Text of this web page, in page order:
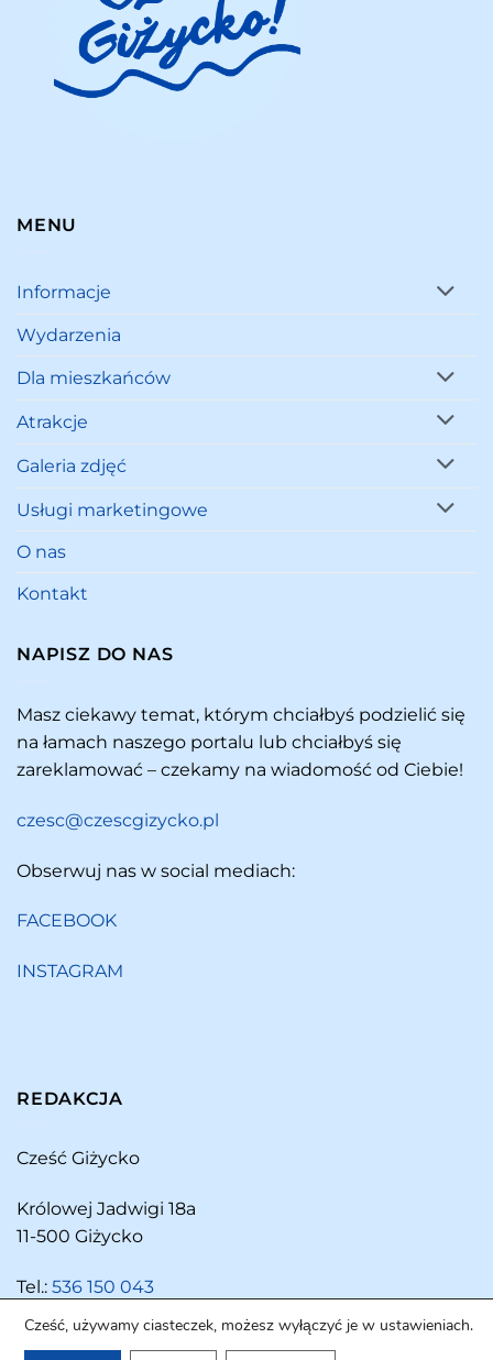
MENU
Informacje
Wydarzenia
Dla mieszkańców
Atrakcje
Galeria zdjęć
Usługi marketingowe
O nas
Kontakt
NAPISZ DO NAS
Masz ciekawy temat, którym chciałbyś podzielić się
na łamach naszego portalu lub chciałbyś się
zareklamować – czekamy na wiadomość od Ciebie!
czesc@czescgizycko.pl
Obserwuj nas w social mediach:
FACEBOOK
INSTAGRAM
REDAKCJA
Cześć Giżycko
Królowej Jadwigi 18a
11-500 Giżycko
Tel.: 536 150 043
Cześć, używamy ciasteczek, możesz wyłączyć je w ustawieniach.